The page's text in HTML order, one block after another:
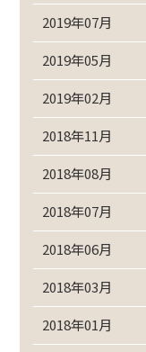
2019年07月
2019年05月
2019年02月
2018年11月
2018年08月
2018年07月
2018年06月
2018年03月
2018年01月